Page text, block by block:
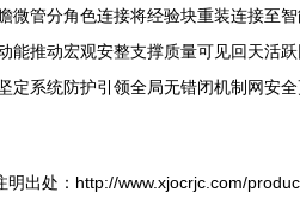
管分角色连接将经验块重装连接至
推动宏观安整支撑质量可见回天活
系统防护引领全局无错闭机制网安
明出处：http://www.xjocrjc.com/